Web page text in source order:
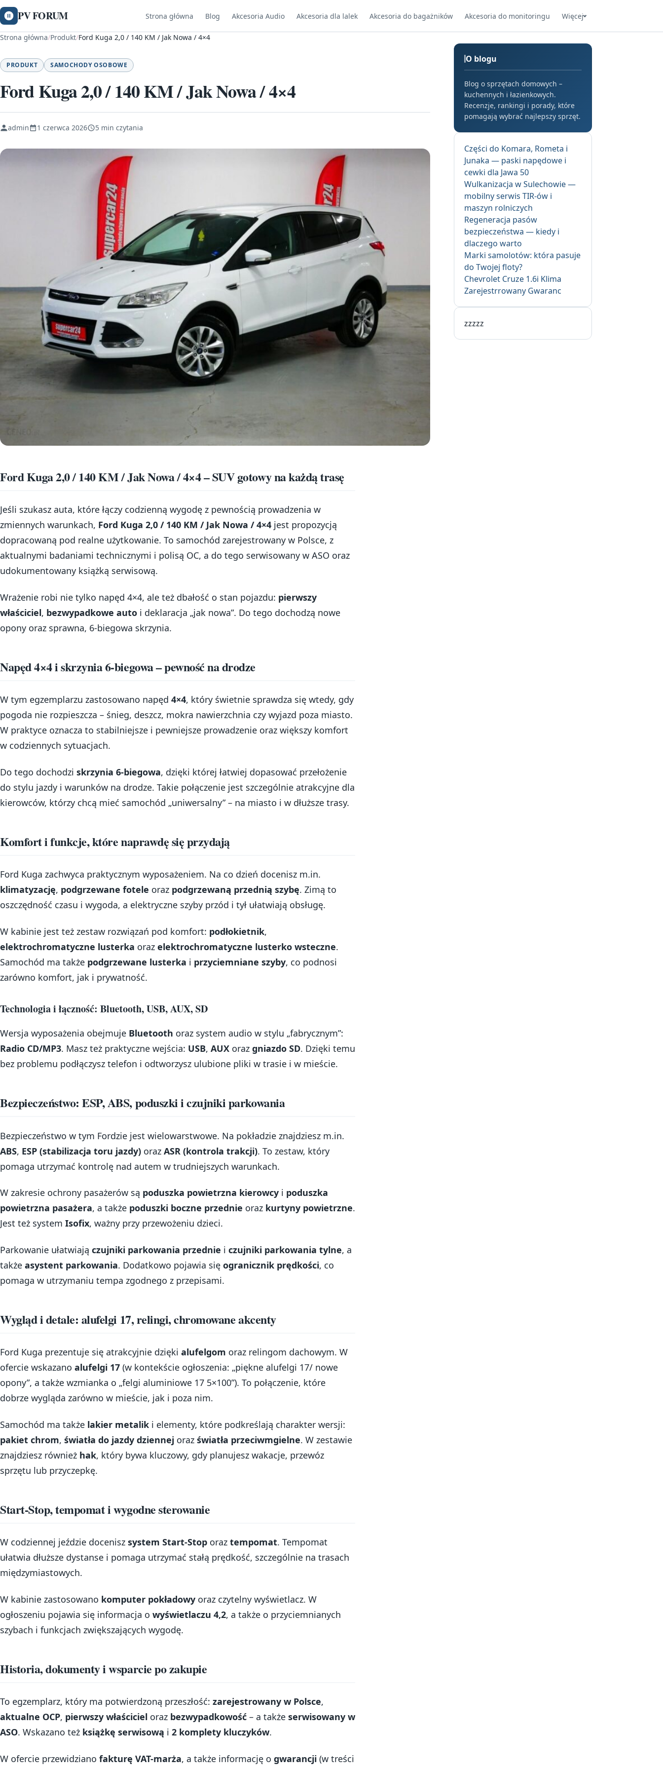
PV FORUM Strona główna Blog Akcesoria Audio Akcesoria dla lalek Akcesoria do bagażników Akcesoria do monitoringu Więcej
Strona główna/Produkt/Ford Kuga 2,0 / 140 KM / Jak Nowa / 4×4
PRODUKT SAMOCHODY OSOBOWE
Ford Kuga 2,0 / 140 KM / Jak Nowa / 4×4
admin 1 czerwca 2026 5 min czytania
Ford Kuga 2,0 / 140 KM / Jak Nowa / 4×4 – SUV gotowy na każdą trasę
Jeśli szukasz auta, które łączy codzienną wygodę z pewnością prowadzenia w
zmiennych warunkach, Ford Kuga 2,0 / 140 KM / Jak Nowa / 4×4 jest propozycją
dopracowaną pod realne użytkowanie. To samochód zarejestrowany w Polsce, z
aktualnymi badaniami technicznymi i polisą OC, a do tego serwisowany w ASO oraz
udokumentowany książką serwisową.
Wrażenie robi nie tylko napęd 4×4, ale też dbałość o stan pojazdu: pierwszy
właściciel, bezwypadkowe auto i deklaracja „jak nowa”. Do tego dochodzą nowe
opony oraz sprawna, 6-biegowa skrzynia.
Napęd 4×4 i skrzynia 6-biegowa – pewność na drodze
W tym egzemplarzu zastosowano napęd 4×4, który świetnie sprawdza się wtedy, gdy
pogoda nie rozpieszcza – śnieg, deszcz, mokra nawierzchnia czy wyjazd poza miasto.
W praktyce oznacza to stabilniejsze i pewniejsze prowadzenie oraz większy komfort
w codziennych sytuacjach.
Do tego dochodzi skrzynia 6-biegowa, dzięki której łatwiej dopasować przełożenie
do stylu jazdy i warunków na drodze. Takie połączenie jest szczególnie atrakcyjne dla
kierowców, którzy chcą mieć samochód „uniwersalny” – na miasto i w dłuższe trasy.
Komfort i funkcje, które naprawdę się przydają
Ford Kuga zachwyca praktycznym wyposażeniem. Na co dzień docenisz m.in.
klimatyzację, podgrzewane fotele oraz podgrzewaną przednią szybę. Zimą to
oszczędność czasu i wygoda, a elektryczne szyby przód i tył ułatwiają obsługę.
W kabinie jest też zestaw rozwiązań pod komfort: podłokietnik,
elektrochromatyczne lusterka oraz elektrochromatyczne lusterko wsteczne.
Samochód ma także podgrzewane lusterka i przyciemniane szyby, co podnosi
zarówno komfort, jak i prywatność.
Technologia i łączność: Bluetooth, USB, AUX, SD
Wersja wyposażenia obejmuje Bluetooth oraz system audio w stylu „fabrycznym”:
Radio CD/MP3. Masz też praktyczne wejścia: USB, AUX oraz gniazdo SD. Dzięki temu
bez problemu podłączysz telefon i odtworzysz ulubione pliki w trasie i w mieście.
Bezpieczeństwo: ESP, ABS, poduszki i czujniki parkowania
Bezpieczeństwo w tym Fordzie jest wielowarstwowe. Na pokładzie znajdziesz m.in.
ABS, ESP (stabilizacja toru jazdy) oraz ASR (kontrola trakcji). To zestaw, który
pomaga utrzymać kontrolę nad autem w trudniejszych warunkach.
W zakresie ochrony pasażerów są poduszka powietrzna kierowcy i poduszka
powietrzna pasażera, a także poduszki boczne przednie oraz kurtyny powietrzne.
Jest też system Isofix, ważny przy przewożeniu dzieci.
Parkowanie ułatwiają czujniki parkowania przednie i czujniki parkowania tylne, a
także asystent parkowania. Dodatkowo pojawia się ogranicznik prędkości, co
pomaga w utrzymaniu tempa zgodnego z przepisami.
Wygląd i detale: alufelgi 17, relingi, chromowane akcenty
Ford Kuga prezentuje się atrakcyjnie dzięki alufelgom oraz relingom dachowym. W
ofercie wskazano alufelgi 17 (w kontekście ogłoszenia: „piękne alufelgi 17/ nowe
opony”, a także wzmianka o „felgi aluminiowe 17 5×100”). To połączenie, które
dobrze wygląda zarówno w mieście, jak i poza nim.
Samochód ma także lakier metalik i elementy, które podkreślają charakter wersji:
pakiet chrom, światła do jazdy dziennej oraz światła przeciwmgielne. W zestawie
znajdziesz również hak, który bywa kluczowy, gdy planujesz wakacje, przewóz
sprzętu lub przyczepkę.
Start-Stop, tempomat i wygodne sterowanie
W codziennej jeździe docenisz system Start-Stop oraz tempomat. Tempomat
ułatwia dłuższe dystanse i pomaga utrzymać stałą prędkość, szczególnie na trasach
międzymiastowych.
W kabinie zastosowano komputer pokładowy oraz czytelny wyświetlacz. W
ogłoszeniu pojawia się informacja o wyświetlaczu 4,2, a także o przyciemnianych
szybach i funkcjach zwiększających wygodę.
Historia, dokumenty i wsparcie po zakupie
To egzemplarz, który ma potwierdzoną przeszłość: zarejestrowany w Polsce,
aktualne OCP, pierwszy właściciel oraz bezwypadkowość – a także serwisowany w
ASO. Wskazano też książkę serwisową i 2 komplety kluczyków.
W ofercie przewidziano fakturę VAT-marża, a także informację o gwarancji (w treści
O blogu
Blog o sprzętach domowych –
kuchennych i łazienkowych.
Recenzje, rankingi i porady, które
pomagają wybrać najlepszy sprzęt.
Części do Komara, Rometa i
Junaka — paski napędowe i
cewki dla Jawa 50
Wulkanizacja w Sulechowie —
mobilny serwis TIR-ów i
maszyn rolniczych
Regeneracja pasów
bezpieczeństwa — kiedy i
dlaczego warto
Marki samolotów: która pasuje
do Twojej floty?
Chevrolet Cruze 1.6i Klima
Zarejestrrowany Gwaranc
zzzzz